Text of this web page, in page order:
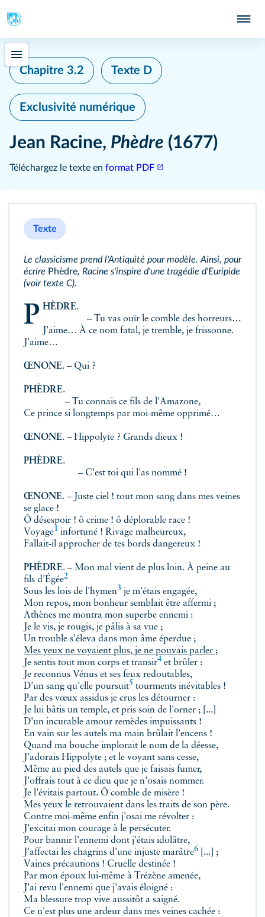
Chapitre 3.2 Texte D
Exclusivité numérique
Jean Racine, Phèdre (1677)
Téléchargez le texte en format PDF
Texte
Le classicisme prend l'Antiquité pour modèle. Ainsi, pour
écrire Phèdre, Racine s'inspire d'une tragédie d'Euripide
(voirtexte C).
PHÈDRE.
– Tu vas ouïr le comble des horreurs…
J'aime… À ce nom fatal, je tremble, je frissonne.
J'aime…
ŒNONE. – Qui ?
PHÈDRE.
– Tu connais ce fils de l'Amazone,
Ce prince si longtemps par moi-même opprimé…
ŒNONE. – Hippolyte ? Grands dieux !
PHÈDRE.
– C'est toi qui l'as nommé !
ŒNONE. – Juste ciel ! tout mon sang dans mes veines
se glace !
Ô désespoir ! ô crime ! ô déplorable race !
Voyage1 infortuné ! Rivage malheureux,
Fallait-il approcher de tes bords dangereux !
PHÈDRE. – Mon mal vient de plus loin. À peine au
fils d'Égée2
Sous les lois de l'hymen3 je m'étais engagée,
Mon repos, mon bonheur semblait être affermi ;
Athènes me montra mon superbe ennemi :
Je le vis, je rougis, je pâlis à sa vue ;
Un trouble s'éleva dans mon âme éperdue ;
Mes yeux ne voyaient plus, je ne pouvais parler ;
Je sentis tout mon corps et transir4 et brûler :
Je reconnus Vénus et ses feux redoutables,
D'un sang qu'elle poursuit5 tourments inévitables !
Par des vœux assidus je crus les détourner :
Je lui bâtis un temple, et pris soin de l'orner ; [...]
D'un incurable amour remèdes impuissants !
En vain sur les autels ma main brûlait l'encens !
Quand ma bouche implorait le nom de la déesse,
J'adorais Hippolyte ; et le voyant sans cesse,
Même au pied des autels que je faisais fumer,
J'offrais tout à ce dieu que je n'osais nommer.
Je l'évitais partout. Ô comble de misère !
Mes yeux le retrouvaient dans les traits de son père.
Contre moi-même enfin j'osai me révolter :
J'excitai mon courage à le persécuter.
Pour bannir l'ennemi dont j'étais idolâtre,
J'affectai les chagrins d'une injuste marâtre6
[...] ;
Vaines précautions ! Cruelle destinée !
Par mon époux lui-même à Trézène amenée,
J'ai revu l'ennemi que j'avais éloigné :
Ma blessure trop vive aussitôt a saigné.
Ce n'est plus une ardeur dans mes veines cachée :